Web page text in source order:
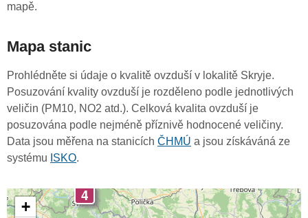
mapě.
Mapa stanic
Prohlédněte si údaje o kvalitě ovzduší v lokalitě Skryje.
Posuzování kvality ovzduší je rozděleno podle jednotlivých
veličin (PM10, NO2 atd.). Celková kvalita ovzduší je
posuzována podle nejméně příznivě hodnocené veličiny.
Data jsou měřena na stanicích ČHMÚ a jsou získáváná ze
systému ISKO.
4
+